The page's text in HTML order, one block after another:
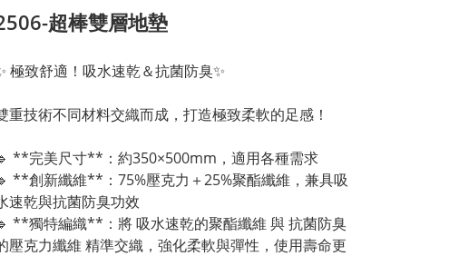
超棒雙層地墊
極致舒適！吸水速乾＆抗菌防臭✨
重技術不同材料交織而成，打造極致柔軟的足感！
**完美尺寸**：約350×500mm，適用各種需求
**創新纖維**：75%壓克力＋25%聚酯纖維，兼具吸
速乾與抗菌防臭功效
**獨特編織**：將 吸水速乾的聚酯纖維 與 抗菌防臭
壓克力纖維 精準交織，強化柔軟與彈性，使用壽命更